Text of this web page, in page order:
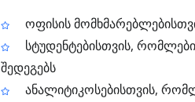
ოფისის
სტუდენტებისთვის,
შედეგებს
ანალიტიკოსებისთვის,